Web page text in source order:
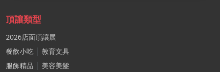
頂讓類型
2026店面頂讓展
餐飲小吃
教育文具
服飾精品
美容美髮